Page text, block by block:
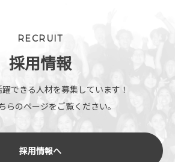
RECRUIT
採用情報
できる人材を募集しています！
らのページをご覧ください。
採用情報へ